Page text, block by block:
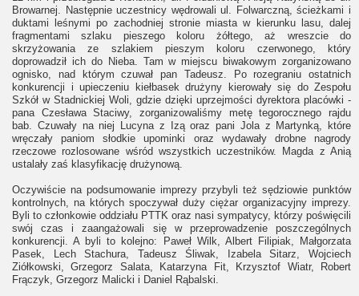
Browarnej. Następnie uczestnicy wędrowali ul. Folwarczną, ścieżkami i
duktami leśnymi po zachodniej stronie miasta w kierunku lasu, dalej
fragmentami szlaku pieszego koloru żółtego, aż wreszcie do
skrzyżowania ze szlakiem pieszym koloru czerwonego, który
doprowadził ich do Nieba. Tam w miejscu biwakowym zorganizowano
ognisko, nad którym czuwał pan Tadeusz. Po rozegraniu ostatnich
konkurencji i upieczeniu kiełbasek drużyny kierowały się do Zespołu
Szkół w Stadnickiej Woli, gdzie dzięki uprzejmości dyrektora placówki -
pana Czesława Staciwy, zorganizowaliśmy metę tegorocznego rajdu
bab. Czuwały na niej Lucyna z Izą oraz pani Jola z Martynką, które
wręczały paniom słodkie upominki oraz wydawały drobne nagrody
rzeczowe rozlosowane wśród wszystkich uczestników. Magda z Anią
ustalały zaś klasyfikację drużynową.
Oczywiście na podsumowanie imprezy przybyli też sędziowie punktów
kontrolnych, na których spoczywał duży ciężar organizacyjny imprezy.
Byli to członkowie oddziału PTTK oraz nasi sympatycy, którzy poświęcili
swój czas i zaangażowali się w przeprowadzenie poszczególnych
konkurencji. A byli to kolejno: Paweł Wilk, Albert Filipiak, Małgorzata
Pasek, Lech Stachura, Tadeusz Śliwak, Izabela Sitarz, Wojciech
Ziółkowski, Grzegorz Salata, Katarzyna Fit, Krzysztof Wiatr, Robert
Frączyk, Grzegorz Malicki i Daniel Rąbalski.